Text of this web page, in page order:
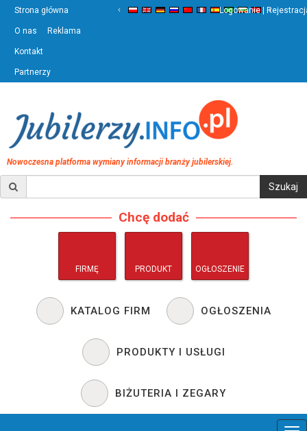
Strona główna
O nas Reklama
Kontakt
Partnerzy
‹ ›
Logowanie |
Nowoczesna platforma wymiany informacji branży jubilerskiej.
Chcę dodać
FIRMĘ PRODUKT OGŁOSZENIE
KATALOG FIRM OGŁOSZENIA
PRODUKTY I USŁUGI
BIŻUTERIA I ZEGARY